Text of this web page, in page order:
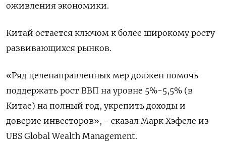
оживления экономики.
Китай остается ключом к более широкому росту
развивающихся рынков.
«Ряд целенаправленных мер должен помочь
поддержать рост ВВП на уровне 5%-5,5% (в
Китае) на полный год, укрепить доходы и
доверие инвесторов», - сказал Марк Хэфеле из
UBS Global Wealth Management.